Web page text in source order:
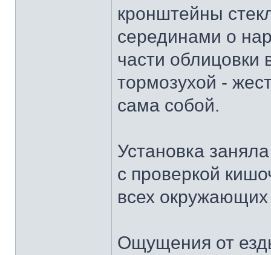
кронштейны
серединами о
части облицовки
тормозухой -
сама собой.
Установка
с проверкой
всех
Ощущения от